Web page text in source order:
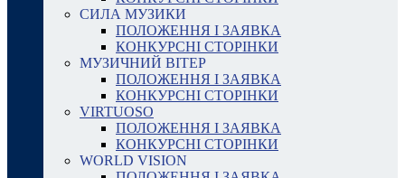
СИЛА МУЗИКИ
ПОЛОЖЕННЯ І ЗАЯВКА
КОНКУРСНІ СТОРІНКИ
МУЗИЧНИЙ ВІТЕР
ПОЛОЖЕННЯ І ЗАЯВКА
КОНКУРСНІ СТОРІНКИ
VIRTUOSO
ПОЛОЖЕННЯ І ЗАЯВКА
КОНКУРСНІ СТОРІНКИ
WORLD VISION